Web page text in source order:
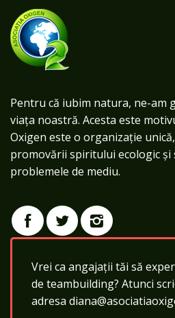
Pentru că iubim natura, ne-am
viața noastră. Acesta este
Oxigen este o organizație
promovării spiritului ecologic
problemele de mediu.
Vrei ca angajații tăi să
de teambuilding? Atunci
adresa